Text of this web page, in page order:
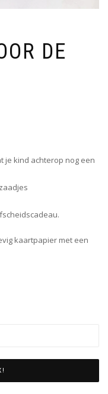
DE
je kind achterop nog een
kaartpapier met een